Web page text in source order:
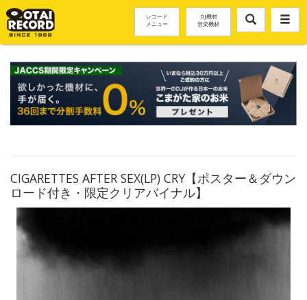
レコード
メニュー
DJ機材
音楽機材
CIGARETTES AFTER SEX(LP) CRY【ポスター＆ダウン
ロード付き・限定クリアバイナル】